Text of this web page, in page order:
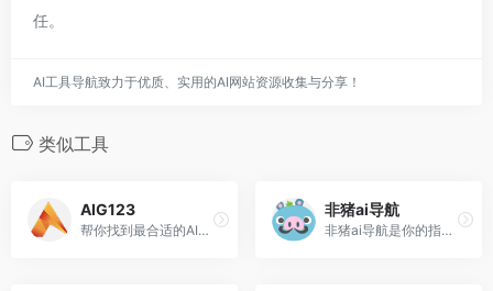
任。
AI工具导航致力于优质、实用的AI网站资源收集与分享！
类似工具
AIG123
帮你找到最合适的AI工具，目前已收集2000多个AI工具相关网址。
非猪ai导航
非猪ai导航是你的指南AI工具箱集和研究所